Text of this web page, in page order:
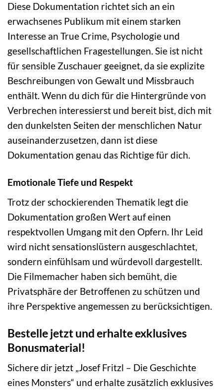
Diese Dokumentation richtet sich an ein
erwachsenes Publikum mit einem starken
Interesse an True Crime, Psychologie und
gesellschaftlichen Fragestellungen. Sie ist nicht
für sensible Zuschauer geeignet, da sie explizite
Beschreibungen von Gewalt und Missbrauch
enthält. Wenn du dich für die Hintergründe von
Verbrechen interessierst und bereit bist, dich mit
den dunkelsten Seiten der menschlichen Natur
auseinanderzusetzen, dann ist diese
Dokumentation genau das Richtige für dich.
Emotionale Tiefe und Respekt
Trotz der schockierenden Thematik legt die
Dokumentation großen Wert auf einen
respektvollen Umgang mit den Opfern. Ihr Leid
wird nicht sensationslüstern ausgeschlachtet,
sondern einfühlsam und würdevoll dargestellt.
Die Filmemacher haben sich bemüht, die
Privatsphäre der Betroffenen zu schützen und
ihre Perspektive angemessen zu berücksichtigen.
Bestelle jetzt und erhalte exklusives
Bonusmaterial!
Sichere dir jetzt „Josef Fritzl – Die Geschichte
eines Monsters“ und erhalte zusätzlich exklusives